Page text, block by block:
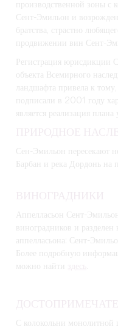
производственной зоны с
Сент-Эмильон и
братства, страстно
продвижении вин Сент-
Регистрация юрисдикции
объекта Всемирного
ландшафта привела к
подписали в 2001 году
является реализация
Сен-Эмильон пересекают
Барбан и река Дордонь на
Аппелласьон Сент-
виноградников и
аппелласьона: Сент-
Более подробную
можно найти
С колокольни монолитной